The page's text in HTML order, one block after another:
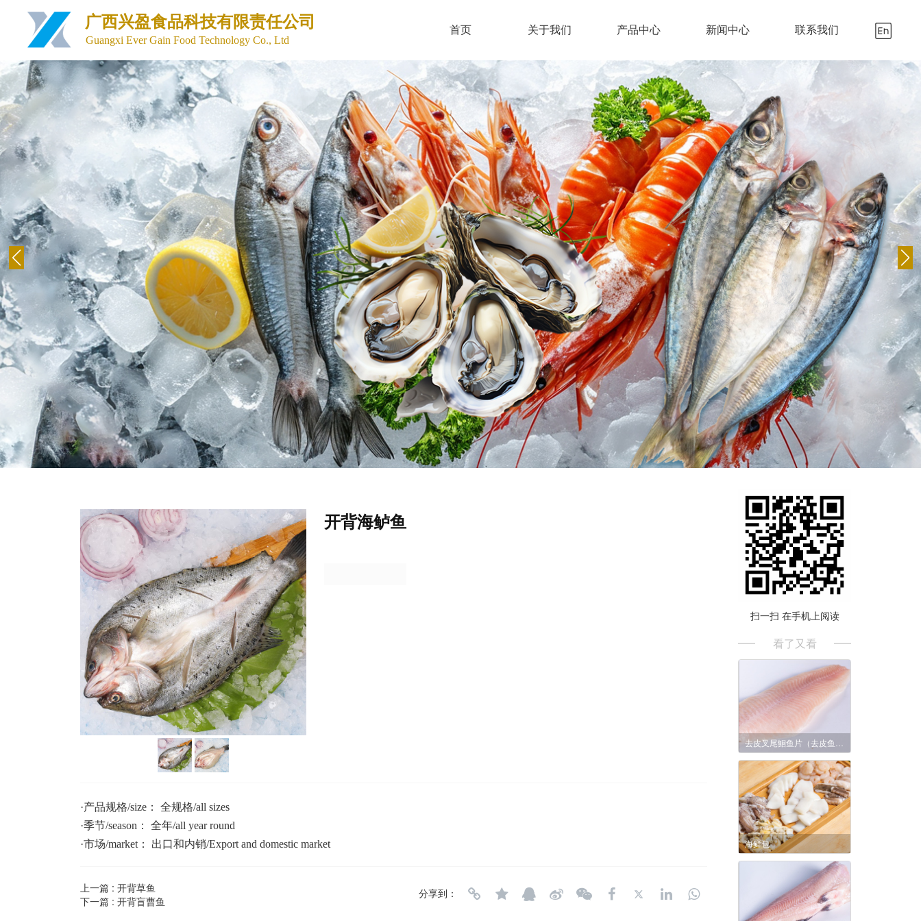
首页 关于我们 产品中心 新闻中心 联系我们
广西兴盈食品科技有限责任公司
Guangxi Ever Gain Food Technology Co., Ltd
开背海鲈鱼
·产品规格/size： 全规格/all sizes
·季节/season： 全年/all year round
·市场/market： 出口和内销/Export and domestic market
上一篇 : 开背草鱼
下一篇 : 开背盲曹鱼
分享到：
扫一扫 在手机上阅读
看了又看
海鲜包